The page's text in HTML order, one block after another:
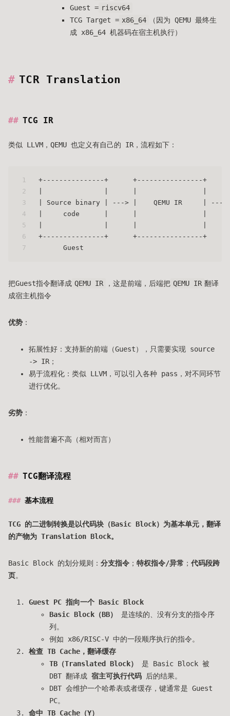
Guest = riscv64
TCG Target = x86_64
（因为 QEMU 最终生
成 x86_64 机器码在宿主机执行）
TCR Translation
TCG IR
类似 LLVM，QEMU 也定义有自己的 IR，流程如下：
1
2
3
4
5
6
7
+---------------+      +----------------+
| Source binary | ---> |    QEMU IR     | ---
|     code      |      |                |
+---------------+      +----------------+
Guest
把Guest指令翻译成 QEMU IR ，这是前端，后端把 QEMU IR 翻译
成宿主机指令
优势 ：
拓展性好：支持新的前端（Guest），只需要实现 source
-> IR；
易于流程化：类似 LLVM，可以引入各种 pass，对不同环节
进行优化。
劣势 ：
性能普遍不高（相对而言）
TCG翻译流程
基本流程
TCG 的二进制转换是以代码块（Basic Block）为基本单元，翻译
的产物为 Translation Block。
Basic Block 的划分规则： 分支指令 ； 特权指令/异常 ； 代码段跨
页。
Guest PC 指向一个 Basic Block
Basic Block（BB）
是连续的、没有分支的指令序
列。
例如 x86/RISC-V 中的一段顺序执行的指令。
检查 TB Cache，翻译缓存
TB（Translated Block）
是 Basic Block 被
DBT 翻译成 宿主可执行代码 后的结果。
DBT 会维护一个哈希表或者缓存，键通常是 Guest
PC。
命中 TB Cache（Y）